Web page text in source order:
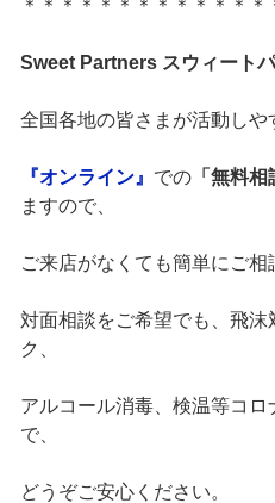
＊＊＊＊＊＊＊＊＊＊＊＊＊
Sweet Partners スウィート
全国各地の皆さまが活動しや
『オンライン』 での「無料相
ますので、
ご来店がなくても簡単にご相
対面相談をご希望でも、飛
ク、
アルコール消毒、検温等コ
で、
どうぞご安心ください。